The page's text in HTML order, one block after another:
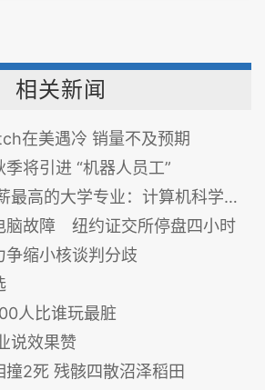
相关新闻
在美遇冷 销量不及预期
季将引进 “机器人员工”
高的大学专业：计算机科学居首
脑故障 纽约证交所停盘四小时
争缩小核谈判分歧
人比谁玩最脏
说效果赞
撞2死 残骸四散沼泽稻田